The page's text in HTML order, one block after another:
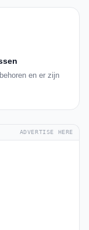
en er zijn
ADVERTISE HERE